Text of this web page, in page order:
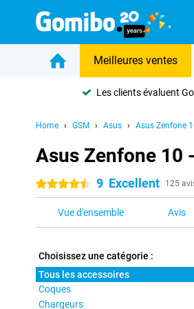
Meilleures ventes
Les clients évaluent
Home GSM Asus Asus Zenfone
Asus Zenfone 10
4.5 étoiles 9 Excellent 125
Vue d'ensemble Avis
Choisissez une catégorie :
Tous les accessoires
Coques
Chargeurs